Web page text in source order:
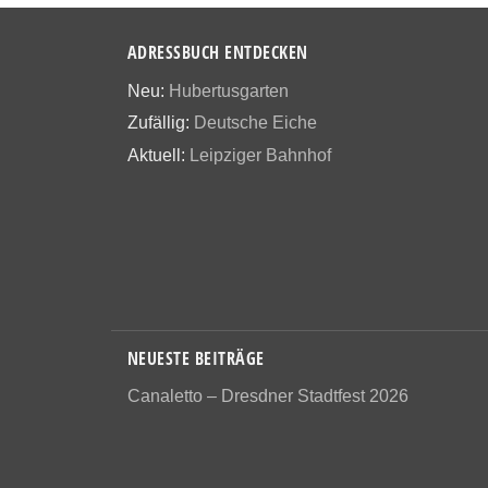
ADRESSBUCH ENTDECKEN
Neu: Hubertusgarten
Zufällig: Deutsche Eiche
Aktuell: Leipziger Bahnhof
NEUESTE BEITRÄGE
Canaletto – Dresdner Stadtfest 2026